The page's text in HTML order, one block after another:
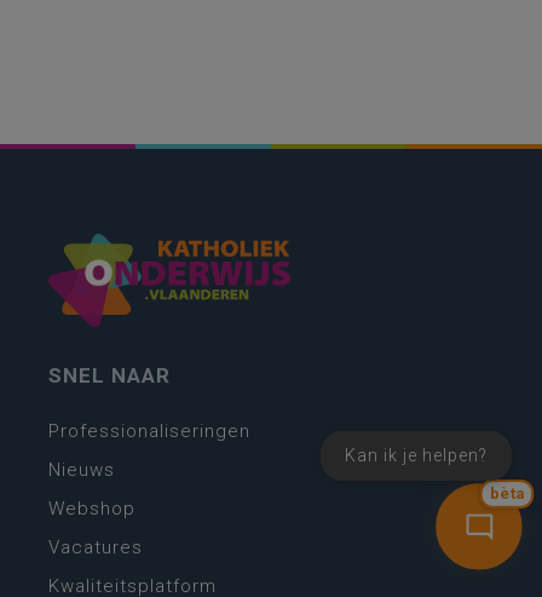
bèta
Kan ik je helpen?
SNEL NAAR
Professionaliseringen
Nieuws
Webshop
Vacatures
Kwaliteitsplatform